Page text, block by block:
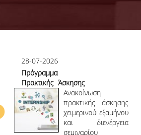
28-07-2026
Πρόγραμμα
Πρακτικής Άσκησης
Χειμερινού
Εξαμήνου 2026-
2027
Ανακοίνωση
πρακτικής άσκησης
χειμερινού εξαμήνου
και διενέργεια
σεμιναρίου